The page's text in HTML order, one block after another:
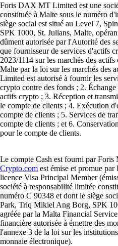
Foris DAX MT Limited est une
constituée à Malte sous le numéro
siège social est situé au Level 7,
SPK 1000, St. Julians, Malte,
dûment autorisée par l'Autorité des
que fournisseur de services d'actifs
2023/1114 sur les marchés des
Malte par la loi sur les marchés
Limited est autorisé à fournir les
crypto contre des fonds ; 2.
actifs crypto ; 3. Réception et
le compte de clients ; 4. Exécution
compte de clients ; 5. Services de
compte de clients ; et 6.
pour le compte de clients.
Le compte Cash est fourni par
Crypto.com est émise et promue
licence Visa Principal Member
société à responsabilité limitée
numéro C 90348 et dont le siège
Park, Triq Mikiel Ang Borg, SPK
agréée par la Malta Financial
financière autorisée à émettre des
l'annexe 3 de la loi sur les
monnaie électronique).